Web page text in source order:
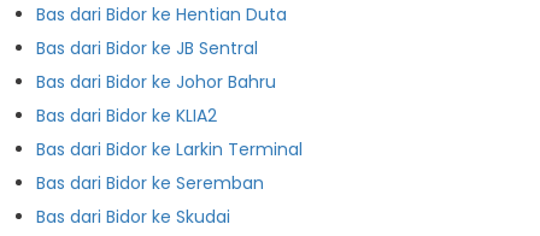
Bas dari Bidor ke Hentian Duta
Bas dari Bidor ke JB Sentral
Bas dari Bidor ke Johor Bahru
Bas dari Bidor ke KLIA2
Bas dari Bidor ke Larkin Terminal
Bas dari Bidor ke Seremban
Bas dari Bidor ke Skudai